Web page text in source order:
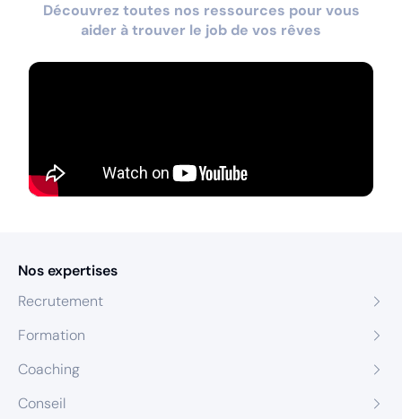
Découvrez toutes nos ressources pour vous
aider à trouver le job de vos rêves
Nos expertises
Recrutement
Formation
Coaching
Conseil